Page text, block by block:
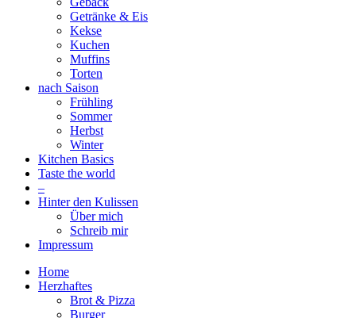
Getränke & Eis
Kekse
Kuchen
Muffins
Torten
nach Saison
Frühling
Sommer
Herbst
Winter
Kitchen Basics
Taste the world
–
Hinter den Kulissen
Über mich
Schreib mir
Impressum
Home
Herzhaftes
Brot & Pizza
Burger